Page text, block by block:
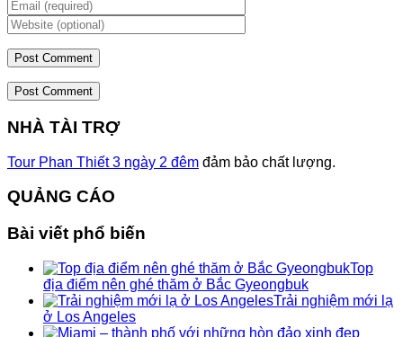
Post Comment
NHÀ TÀI TRỢ
Tour Phan Thiết 3 ngày 2 đêm đảm bảo chất lượng.
QUẢNG CÁO
Bài viết phổ biến
Top
địa điểm nên ghé thăm ở Bắc Gyeongbuk
Trải nghiệm mới lạ
ở Los Angeles